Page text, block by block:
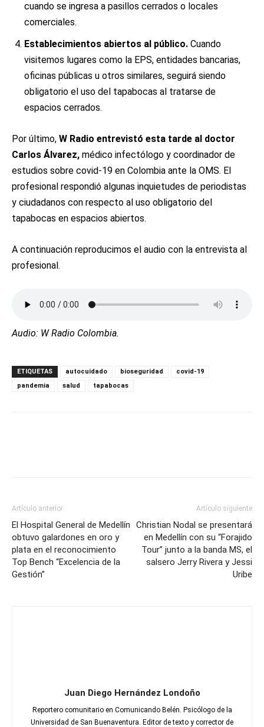
cuando se ingresa a pasillos cerrados o locales
comerciales.
Establecimientos abiertos al público. Cuando
visitemos lugares como la EPS, entidades bancarias,
oficinas públicas u otros similares, seguirá siendo
obligatorio el uso del tapabocas al tratarse de
espacios cerrados.
Por último, W Radio entrevistó esta tarde al doctor
Carlos Álvarez, médico infectólogo y coordinador de
estudios sobre covid-19 en Colombia ante la OMS. El
profesional respondió algunas inquietudes de periodistas
y ciudadanos con respecto al uso obligatorio del
tapabocas en espacios abiertos.
A continuación reproducimos el audio con la entrevista al
profesional.
Audio: W Radio Colombia.
ETIQUETAS autocuidado bioseguridad
covid-19
pandemia
salud tapabocas
Artículo anterior
El Hospital General de Medellín
obtuvo galardones en oro y
plata en el reconocimiento
Top Bench “Excelencia de la
Gestión”
Artículo siguiente
Christian Nodal se presentará
en Medellín con su “Forajido
Tour” junto a la banda MS, el
salsero Jerry Rivera y Jessi
Uribe
Juan Diego Hernández Londoño
Reportero comunitario en Comunicando Belén. Psicólogo de la
Universidad de San Buenaventura. Editor de texto y corrector de